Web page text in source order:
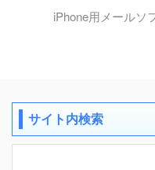
iPhone用メールソ
サイト内検索